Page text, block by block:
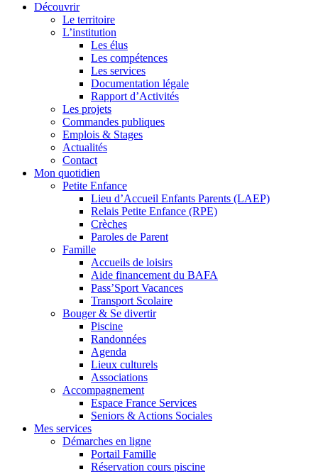
Découvrir
Le territoire
L’institution
Les élus
Les compétences
Les services
Documentation légale
Rapport d’Activités
Les projets
Commandes publiques
Emplois & Stages
Actualités
Contact
Mon quotidien
Petite Enfance
Lieu d’Accueil Enfants Parents (LAEP)
Relais Petite Enfance (RPE)
Crèches
Paroles de Parent
Famille
Accueils de loisirs
Aide financement du BAFA
Pass’Sport Vacances
Transport Scolaire
Bouger & Se divertir
Piscine
Randonnées
Agenda
Lieux culturels
Associations
Accompagnement
Espace France Services
Seniors & Actions Sociales
Mes services
Démarches en ligne
Portail Famille
Réservation cours piscine